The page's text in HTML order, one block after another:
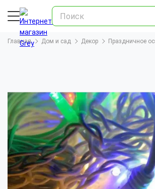
Главная Дом и сад Декор Праздничное